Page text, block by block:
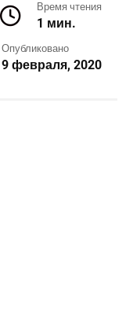
Время чтения
1 мин.
Опубликовано
9 февраля, 2020